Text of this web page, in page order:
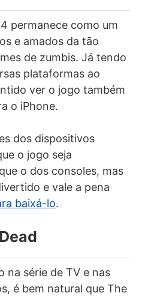
permanece como um
e amados da tão
de zumbis. Já tendo
plataformas ao
ver o jogo também
o iPhone.
dos dispositivos
o jogo seja
o dos consoles, mas
e vale a pena
baixá-lo.
na série de TV e nas
é bem natural que The